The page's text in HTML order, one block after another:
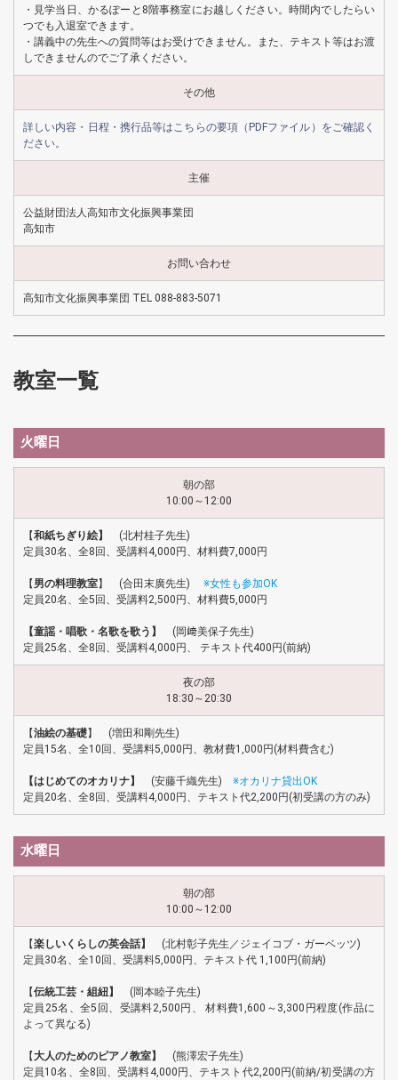
・見学当日、かるぽーと8階事務室にお越しください。時間内でしたらい
つでも入退室できます。
・講義中の先生への質問等はお受けできません。また、テキスト等はお渡
しできませんのでご了承ください。
その他
詳しい内容・日程・携行品等はこちらの要項（PDFファイル）をご確認く
ださい。
主催
公益財団法人高知市文化振興事業団
高知市
お問い合わせ
高知市文化振興事業団 TEL 088-883-5071
教室一覧
火曜日
朝の部
10:00～12:00
【和紙ちぎり絵】
(北村桂子先生)
定員30名、全8回、受講料4,000円、材料費7,000円
【男の料理教室】 (合田末廣先生) ※女性も参加OK
定員20名、全5回、受講料2,500円、材料費5,000円
【童謡・唱歌・名歌を歌う】
(岡﨑美保子先生)
定員25名、全8回、受講料4,000円、 テキスト代400円(前納)
夜の部
18:30～20:30
【油絵の基礎】 (増田和剛先生)
定員15名、全10回、受講料5,000円、教材費1,000円(材料費含む)
【はじめてのオカリナ】 (安藤千織先生) ※オカリナ貸出OK
定員20名、全8回、受講料4,000円、テキスト代2,200円(初受講の方のみ)
水曜日
朝の部
10:00～12:00
【楽しいくらしの英会話】
(北村彰子先生／ジェイコブ・ガーベッツ)
定員30名、全10回、受講料5,000円、テキスト代 1,100円(前納)
【伝統工芸・組紐】
(岡本睦子先生)
定員25名、全5回、受講料2,500円、 材料費1,600～3,300円程度(作品に
よって異なる)
【大人のためのピアノ教室】
(熊澤宏子先生)
定員10名、全8回、受講料4,000円、テキスト代2,200円(前納/初受講の方